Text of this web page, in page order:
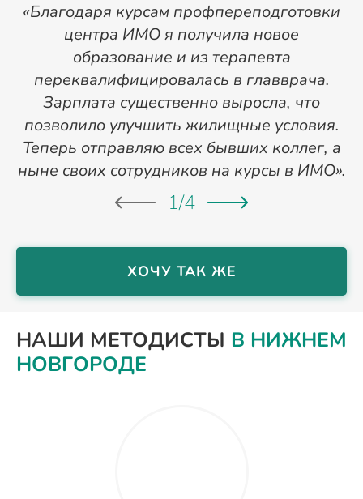
«Благодаря курсам профпереподготовки
центра ИМО я получила новое
образование и из терапевта
переквалифицировалась в главврача.
Зарплата существенно выросла, что
позволило улучшить жилищные условия.
Теперь отправляю всех бывших коллег, а
ныне своих сотрудников на курсы в ИМО».
1/4
ХОЧУ ТАК ЖЕ
НАШИ МЕТОДИСТЫ В НИЖНЕМ
НОВГОРОДЕ